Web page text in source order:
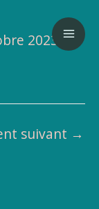
2023
suivant →